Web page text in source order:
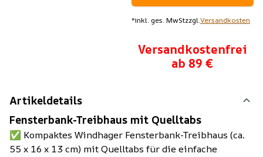
*inkl. ges. MwStzzgl.Versandkosten
Versandkostenfrei
ab 89 €
Artikeldetails
Fensterbank-Treibhaus mit Quelltabs
✅ Kompaktes Windhager Fensterbank-Treibhaus (ca.
55 x 16 x 13 cm) mit Quelltabs für die einfache